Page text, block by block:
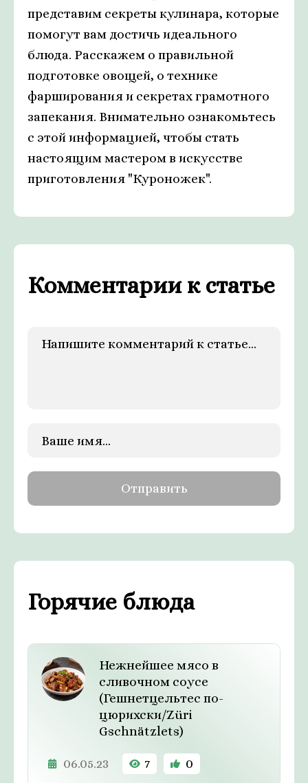
представим секреты кулинара, которые
помогут вам достичь идеального
блюда. Расскажем о правильной
подготовке овощей, о технике
фарширования и секретах грамотного
запекания. Внимательно ознакомьтесь
с этой информацией, чтобы стать
настоящим мастером в искусстве
приготовления "Куроножек".
Комментарии к статье
Горячие блюда
Нежнейшее мясо в
сливочном соусе
(Гешнетцельтес по-
цюрихски/Züri
Gschnätzlets)
06.05.23 7 0